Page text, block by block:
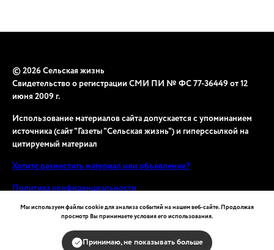
© 2026 Сельская жизнь
Свидетельство о регистрации СМИ ПИ № ФС 77-36449 от 12
июня 2009 г.
Использование материалов сайта допускается с упоминанием
источника (сайт "Газеты "Сельская жизнь") и гиперссылкой на
цитируемый материал
Хотите разместить материал или объявление?
Политика конфиденциальности
Мы используем файлы cookie для анализа событий на нашем веб-сайте. Продолжая
просмотр Вы принимаете условия его использования.
Принимаю, не показывать больше